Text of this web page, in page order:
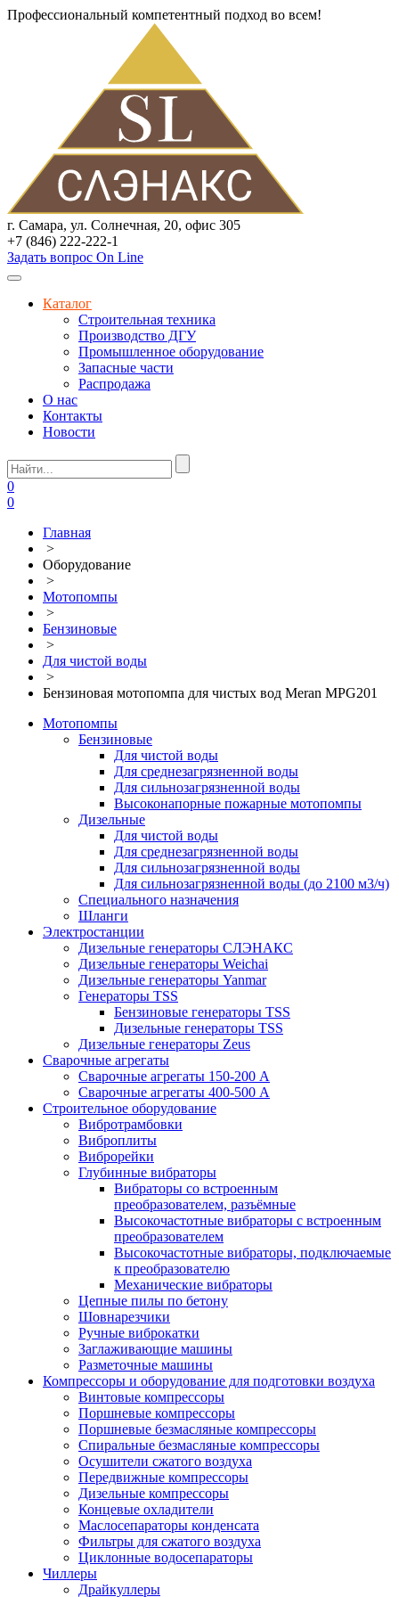
Профессиональный компетентный подход во всем!
г. Самара, ул. Солнечная, 20, офис 305
+7 (846) 222-222-1
Задать вопрос On Line
Каталог
Строительная техника
Производство ДГУ
Промышленное оборудование
Запасные части
Распродажа
О нас
Контакты
Новости
0
0
Главная
>
Оборудование
>
Мотопомпы
>
Бензиновые
>
Для чистой воды
>
Бензиновая мотопомпа для чистых вод Meran MPG201
Мотопомпы
Бензиновые
Для чистой воды
Для среднезагрязненной воды
Для сильнозагрязненной воды
Высоконапорные пожарные мотопомпы
Дизельные
Для чистой воды
Для среднезагрязненной воды
Для сильнозагрязненной воды
Для сильнозагрязненной воды (до 2100 м3/ч)
Специального назначения
Шланги
Электростанции
Дизельные генераторы СЛЭНАКС
Дизельные генераторы Weichai
Дизельные генераторы Yanmar
Генераторы TSS
Бензиновые генераторы TSS
Дизельные генераторы TSS
Дизельные генераторы Zeus
Сварочные агрегаты
Сварочные агрегаты 150-200 А
Сварочные агрегаты 400-500 А
Строительное оборудование
Вибротрамбовки
Виброплиты
Виброрейки
Глубинные вибраторы
Вибраторы со встроенным
преобразователем, разъёмные
Высокочастотные вибраторы с встроенным
преобразователем
Высокочастотные вибраторы, подключаемые
к преобразователю
Механические вибраторы
Цепные пилы по бетону
Шовнарезчики
Ручные виброкатки
Заглаживающие машины
Разметочные машины
Компрессоры и оборудование для подготовки воздуха
Винтовые компрессоры
Поршневые компрессоры
Поршневые безмасляные компрессоры
Спиральные безмасляные компрессоры
Осушители сжатого воздуха
Передвижные компрессоры
Дизельные компрессоры
Концевые охладители
Маслосепараторы конденсата
Фильтры для сжатого воздуха
Циклонные водосепараторы
Чиллеры
Драйкуллеры